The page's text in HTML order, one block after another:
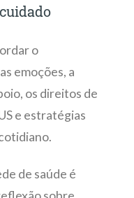
o
emoções, a
os direitos de
e estratégias
de saúde é